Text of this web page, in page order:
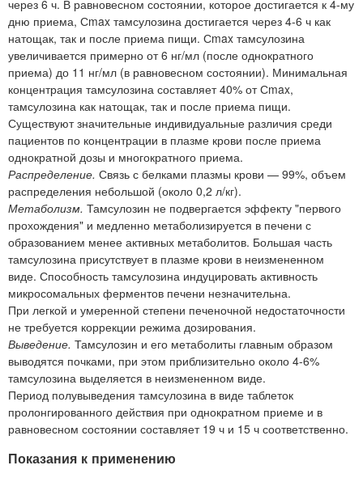
через 6 ч. В равновесном состоянии, которое достигается к 4-му
дню приема, Сmax тамсулозина достигается через 4-6 ч как
натощак, так и после приема пищи. Сmax тамсулозина
увеличивается примерно от 6 нг/мл (после однократного
приема) до 11 нг/мл (в равновесном состоянии). Минимальная
концентрация тамсулозина составляет 40% от Сmax,
тамсулозина как натощак, так и после приема пищи.
Существуют значительные индивидуальные различия среди
пациентов по концентрации в плазме крови после приема
однократной дозы и многократного приема.
Распределение. Связь с белками плазмы крови — 99%, объем
распределения небольшой (около 0,2 л/кг).
Метаболизм. Тамсулозин не подвергается эффекту "первого
прохождения" и медленно метаболизируется в печени с
образованием менее активных метаболитов. Большая часть
тамсулозина присутствует в плазме крови в неизмененном
виде. Способность тамсулозина индуцировать активность
микросомальных ферментов печени незначительна.
При легкой и умеренной степени печеночной недостаточности
не требуется коррекции режима дозирования.
Выведение. Тамсулозин и его метаболиты главным образом
выводятся почками, при этом приблизительно около 4-6%
тамсулозина выделяется в неизмененном виде.
Период полувыведения тамсулозина в виде таблеток
пролонгированного действия при однократном приеме и в
равновесном состоянии составляет 19 ч и 15 ч соответственно.
Показания к применению